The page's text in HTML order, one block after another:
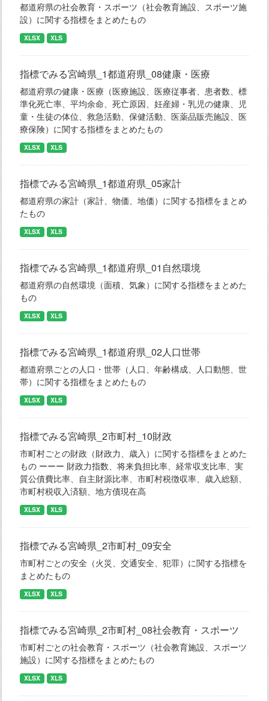
都道府県の社会教育・スポーツ（社会教育施設、スポーツ施
設）に関する指標をまとめたもの
XLSX XLS
指標でみる宮崎県_1都道府県_08健康・医療
都道府県の健康・医療（医療施設、医療従事者、患者数、標
準化死亡率、平均余命、死亡原因、妊産婦・乳児の健康、児
童・生徒の体位、救急活動、保健活動、医薬品販売施設、医
療保険）に関する指標をまとめたもの
XLSX XLS
指標でみる宮崎県_1都道府県_05家計
都道府県の家計（家計、物価、地価）に関する指標をまとめ
たもの
XLSX XLS
指標でみる宮崎県_1都道府県_01自然環境
都道府県の自然環境（面積、気象）に関する指標をまとめた
もの
XLSX XLS
指標でみる宮崎県_1都道府県_02人口世帯
都道府県ごとの人口・世帯（人口、年齢構成、人口動態、世
帯）に関する指標をまとめたもの
XLSX XLS
指標でみる宮崎県_2市町村_10財政
市町村ごとの財政（財政力、歳入）に関する指標をまとめた
もの ーーー 財政力指数、将来負担比率、経常収支比率、実
質公債費比率、自主財源比率、市町村税徴収率、歳入総額、
市町村税収入済額、地方債現在高
XLSX XLS
指標でみる宮崎県_2市町村_09安全
市町村ごとの安全（火災、交通安全、犯罪）に関する指標を
まとめたもの
XLSX XLS
指標でみる宮崎県_2市町村_08社会教育・スポーツ
市町村ごとの社会教育・スポーツ（社会教育施設、スポーツ
施設）に関する指標をまとめたもの
XLSX XLS